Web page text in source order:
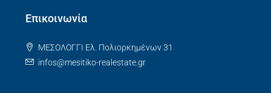
Επικοινωνία
ΜΕΣΟΛΟΓΓΙ Ελ. Πολιορκημένων 31
infos@mesitiko-realestate.gr